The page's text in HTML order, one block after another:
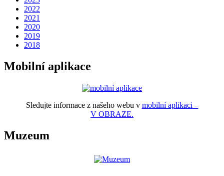
2022
2021
2020
2019
2018
Mobilní aplikace
Sledujte informace z našeho webu v mobilní aplikaci –
V OBRAZE.
Muzeum